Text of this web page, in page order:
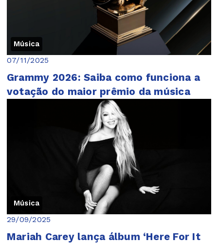
Música
07/11/2025
Grammy 2026: Saiba como funciona a
votação do maior prêmio da música
Música
29/09/2025
Mariah Carey lança álbum ‘Here For It